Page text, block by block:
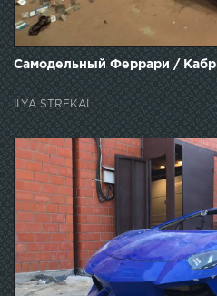
Самодельный Феррари /
ILYA STREKAL